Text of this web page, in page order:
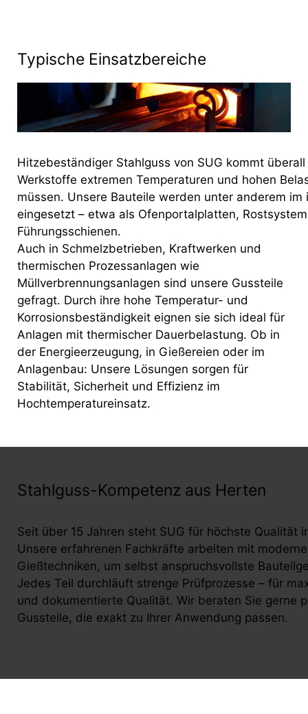
Typische Einsatzbereiche
Hitzebeständiger Stahlguss von SUG kommt
Werkstoffe extremen Temperaturen und hohen
müssen. Unsere Bauteile werden unter anderem
eingesetzt – etwa als Ofenportalplatten,
Führungsschienen.
Auch in Schmelzbetrieben, Kraftwerken und
thermischen Prozessanlagen wie
Müllverbrennungsanlagen sind unsere Gussteile
gefragt. Durch ihre hohe Temperatur- und
Korrosionsbeständigkeit eignen sie sich ideal für
Anlagen mit thermischer Dauerbelastung. Ob in
der Energieerzeugung, in Gießereien oder im
Anlagenbau: Unsere Lösungen sorgen für
Stabilität, Sicherheit und Effizienz im
Hochtemperatureinsatz.
Stahlguss-Kompetenz aus Herten
Seit über 15 Jahren steht SUG für höchste Qualität
Unsere erfahrenen Fachkräfte arbeiten mit
Gießtechniken, um selbst anspruchsvollste
Jedes Teil durchläuft strenge Prüfprozesse – für
und dokumentierte Qualität. Wir beraten Sie gerne
Gussteile, die exakt zu Ihrer Anwendung passen.